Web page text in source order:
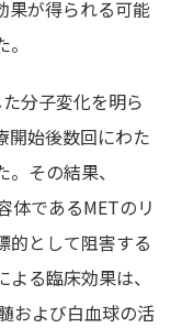
果が得られる可能
分子変化を明ら
開始後数回にわた
その結果、
体であるMETのリ
的として阻害する
る臨床効果は、
および白血球の活